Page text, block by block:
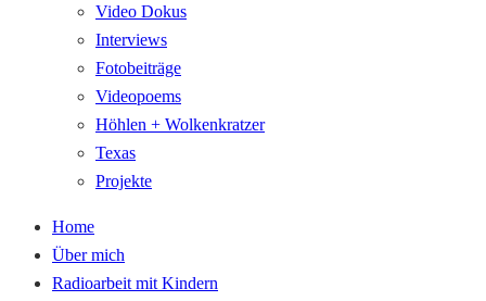
Video Dokus
Interviews
Fotobeiträge
Videopoems
Höhlen + Wolkenkratzer
Texas
Projekte
Home
Über mich
Radioarbeit mit Kindern